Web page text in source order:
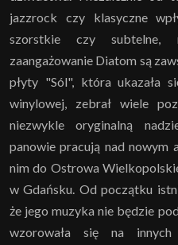
jazzrock czy klasyczne
szorstkie czy subtelne,
zaangażowanie Diatom są
płyty "Sól", która ukazała
winylowej, zebrał wiele
niezwykle oryginalną
panowie pracują nad nowym
nim do Ostrowa
w Gdańsku. Od początku
że jego muzyka nie będzie
wzorowała się na